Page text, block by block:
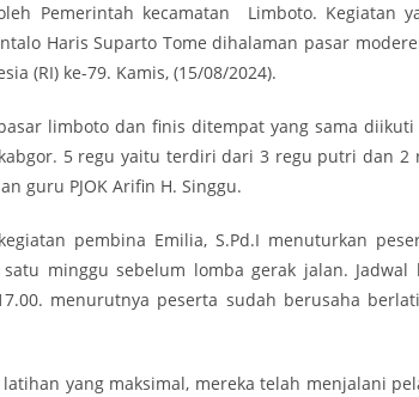
Pemerintah kecamatan Limboto. Kegiatan
Haris Suparto Tome dihalaman pasar
(RI) ke-79. Kamis, (15/08/2024).
limboto dan finis ditempat yang sama
5 regu yaitu terdiri dari 3 regu putri dan
guru PJOK Arifin H. Singgu.
pembina Emilia, S.Pd.I menuturkan
minggu sebelum lomba gerak jalan.
menurutnya peserta sudah berusaha
yang maksimal, mereka telah menjalani